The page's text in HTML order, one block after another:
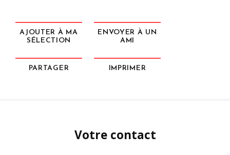
AJOUTER À MA
SÉLECTION
ENVOYER À UN
AMI
PARTAGER IMPRIMER
Votre contact